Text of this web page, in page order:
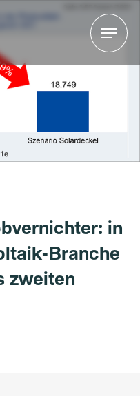
Menu
in
Branche
zweiten